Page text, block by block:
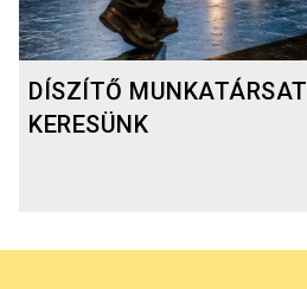
DÍSZÍTŐ MUNKATÁRSAT
KERESÜNK